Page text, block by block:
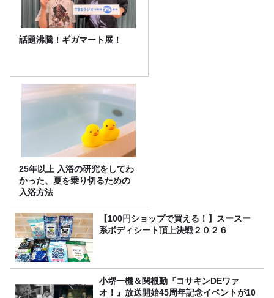
話題沸騰！ギガマート展！
25年以上 入浴の研究をしてわ
かった、夏を乗り切るための
入浴方法
【100円ショップで買える！】スースー
系ボディシート頂上決戦２０２６
小堺一機＆関根勤『コサキンDEワァ
オ！』放送開始45周年記念イベントが10